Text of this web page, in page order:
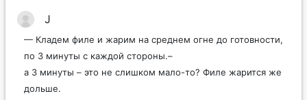
J
— Кладем филе и жарим на среднем огне до готовности,
по 3 минуты с каждой стороны.–
а 3 минуты – это не слишком мало-то? Филе жарится же
дольше.